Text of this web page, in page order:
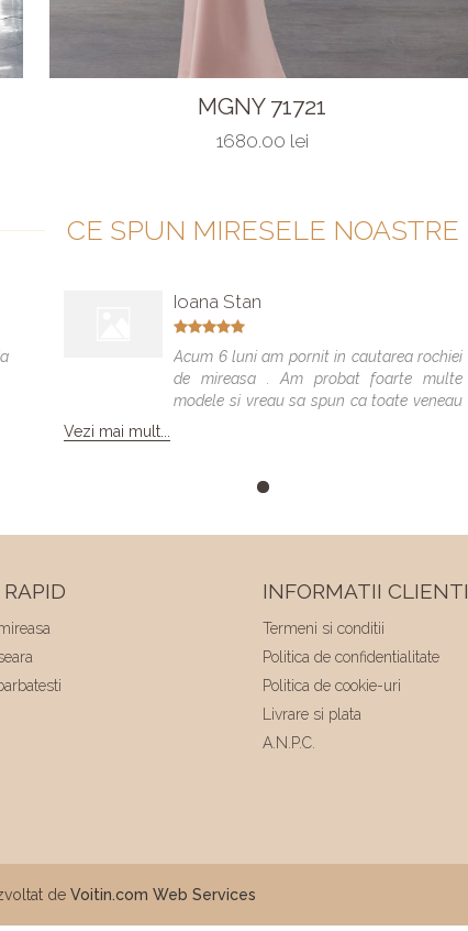
MGNY 71721
1680.00 lei
CE SPUN MIRESELE NOASTRE
Ioana Stan
Acum 6 luni am pornit in cautarea rochiei
de mireasa . Am probat foarte multe
modele si vreau sa spun ca toate veneau
the dress" si a rezistat foarte bine 😍. Va
minuni .❤️❤️
Vezi mai mult...
INFORMATII CLIENTI
Termeni si conditii
Politica de confidentialitate
Politica de cookie-uri
Livrare si plata
A.N.P.C.
deVoitin.com Web Services